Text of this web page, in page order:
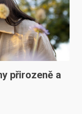
přirozeně a